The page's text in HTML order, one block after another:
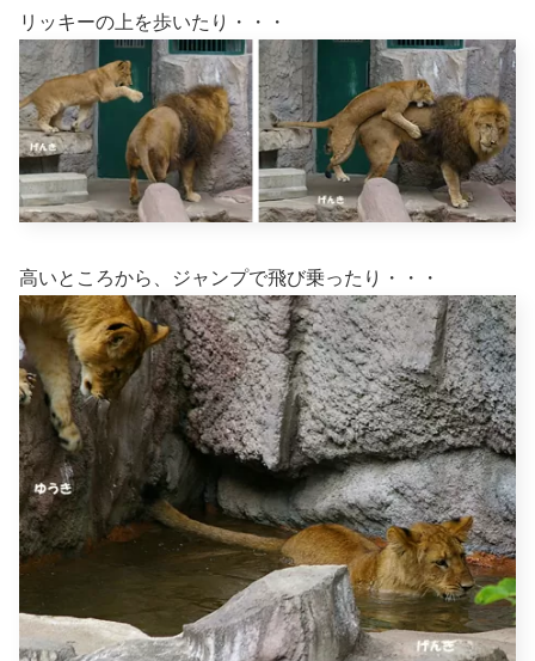
リッキーの上を歩いたり・・・
高いところから、ジャンプで飛び乗ったり・・・